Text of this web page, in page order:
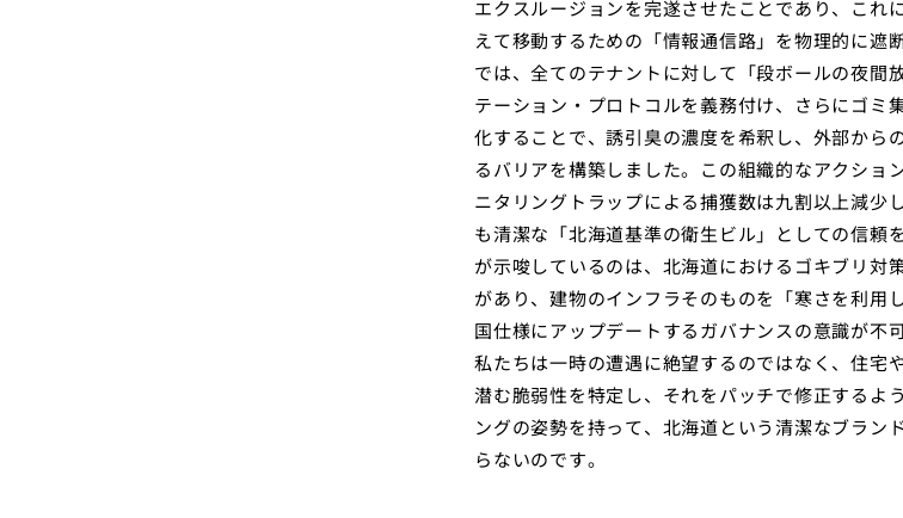
エクスルージョンを完遂させたことであり、これ
えて移動するための「情報通信路」を物理的に遮
では、全てのテナントに対して「段ボールの夜間
テーション・プロトコルを義務付け、さらにゴミ
化することで、誘引臭の濃度を希釈し、外部から
るバリアを構築しました。この組織的なアクショ
ニタリングトラップによる捕獲数は九割以上減少
も清潔な「北海道基準の衛生ビル」としての信頼
が示唆しているのは、北海道におけるゴキブリ対
があり、建物のインフラそのものを「寒さを利用
国仕様にアップデートするガバナンスの意識が不
私たちは一時の遭遇に絶望するのではなく、住宅
潜む脆弱性を特定し、それをパッチで修正するよ
ングの姿勢を持って、北海道という清潔なブラン
らないのです。